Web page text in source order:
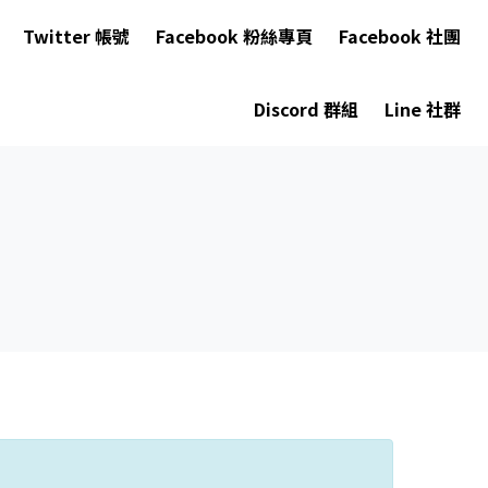
Twitter 帳號 Facebook 粉絲專頁 Facebook 社團
Discord 群組 Line 社群